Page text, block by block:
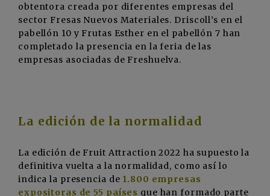
obtentora creada por diferentes empresas del
sector Fresas Nuevos Materiales. Driscoll’s en el
pabellón 10 y Frutas Esther en el pabellón 7 han
completado la presencia en la feria de las
empresas asociadas de Freshuelva.
La edición de la normalidad
La edición de Fruit Attraction 2022 ha supuesto la
definitiva vuelta a la normalidad, como así lo
indica la presencia de 1.800 empresas
expositoras de 55 países que han formado parte